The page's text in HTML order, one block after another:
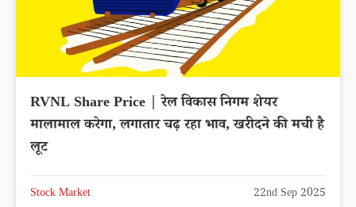
RVNL Share Price | रेल विकास निगम शेयर
मालामाल करेगा, लगातार चढ़ रहा भाव, खरीदने की मची है
लूट
Stock Market 22nd Sep 2025